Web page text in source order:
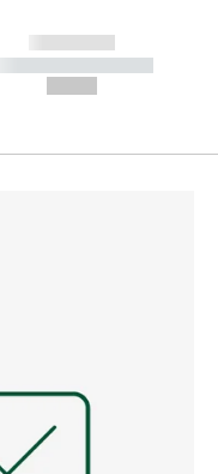
------------
----------- -----------